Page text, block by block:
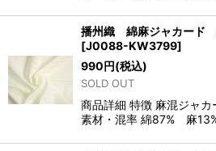
播州織 綿麻ジャカード
[J0088-KW3799]
990円(税込)
SOLD OUT
商品詳細 特徴 麻混ジャ
素材・混率 綿87% 麻